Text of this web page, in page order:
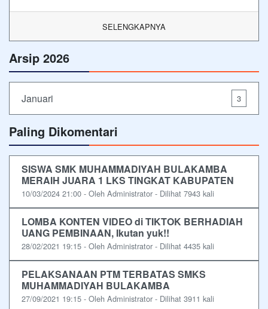
SELENGKAPNYA
Arsip 2026
Januari 3
Paling Dikomentari
SISWA SMK MUHAMMADIYAH BULAKAMBA
MERAIH JUARA 1 LKS TINGKAT KABUPATEN
10/03/2024 21:00 - Oleh Administrator - Dilihat 7943 kali
LOMBA KONTEN VIDEO di TIKTOK BERHADIAH
UANG PEMBINAAN, Ikutan yuk!!
28/02/2021 19:15 - Oleh Administrator - Dilihat 4435 kali
PELAKSANAAN PTM TERBATAS SMKS
MUHAMMADIYAH BULAKAMBA
27/09/2021 19:15 - Oleh Administrator - Dilihat 3911 kali